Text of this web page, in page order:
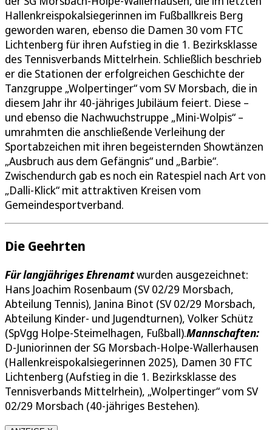
Hallenkreispokalsiegerinnen im Fußballkreis Berg
geworden waren, ebenso die Damen 30 vom FTC
Lichtenberg für ihren Aufstieg in die 1. Bezirksklasse
des Tennisverbands Mittelrhein. Schließlich beschrieb
er die Stationen der erfolgreichen Geschichte der
Tanzgruppe „Wolpertinger“ vom SV Morsbach, die in
diesem Jahr ihr 40-jähriges Jubiläum feiert. Diese –
und ebenso die Nachwuchstruppe „Mini-Wolpis“ –
umrahmten die anschließende Verleihung der
Sportabzeichen mit ihren begeisternden Showtänzen
„Ausbruch aus dem Gefängnis“ und „Barbie“.
Zwischendurch gab es noch ein Ratespiel nach Art von
„Dalli-Klick“ mit attraktiven Kreisen vom
Gemeindesportverband.
Die Geehrten
Für langjähriges Ehrenamtwurden ausgezeichnet:
Hans Joachim Rosenbaum (SV 02/29 Morsbach,
Abteilung Tennis), Janina Binot (SV 02/29 Morsbach,
Abteilung Kinder- und Jugendturnen), Volker Schütz
(SpVgg Holpe-Steimelhagen, Fußball).Mannschaften:
D-Juniorinnen der SG Morsbach-Holpe-Wallerhausen
(Hallenkreispokalsiegerinnen 2025), Damen 30 FTC
Lichtenberg (Aufstieg in die 1. Bezirksklasse des
Tennisverbands Mittelrhein), „Wolpertinger“ vom SV
02/29 Morsbach (40-jähriges Bestehen).